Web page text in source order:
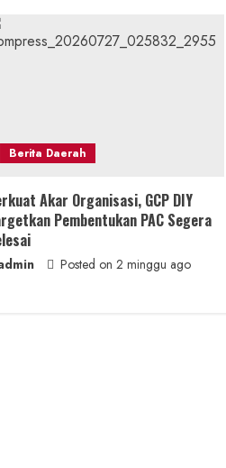
Berita Daerah
Akar Organisasi, GCP DIY
Pembentukan PAC Segera
Posted on 2 minggu ago